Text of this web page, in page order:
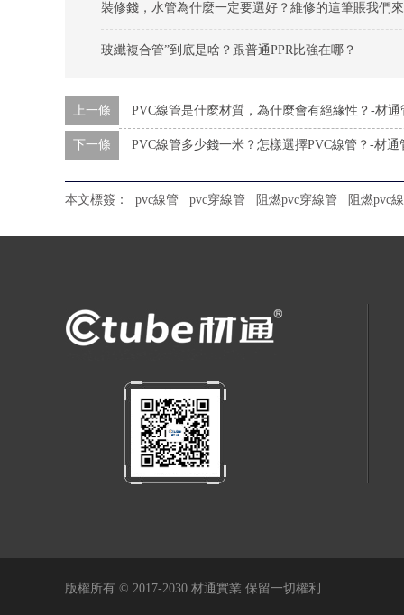
裝修錢，水管為什麼一定要選好？維修的這筆賬我們
玻纖複合管”到底是啥？跟普通PPR比強在哪？
上一條 PVC線管是什麼材質，為什麼會有絕緣性？-材通
下一條 PVC線管多少錢一米？怎樣選擇PVC線管？-材通
本文標簽： pvc線管 pvc穿線管 阻燃pvc穿線管 阻燃pvc
版權所有 © 2017-2030 材通實業 保留一切權利